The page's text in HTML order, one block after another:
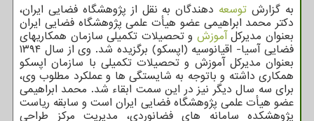
به گزارش توسعه دهندگان به نقل از پژوهشگاه فضایی ایران،
دکتر محمد ابراهیمی عضو هیأت علمی پژوهشگاه فضایی ایران
بعنوان مدیرکلآموزش و تحصیلات تکمیلی سازمان همکاریهای
فضایی آسیا- اقیانوسیه (اپسکو) برگزیده شد. وی از سال ۱۳۹۴
بعنوان مدیرکل آموزش و تحصیلات تکمیلی با سازمان اپسکو
همکاری داشته و باتوجه به شایستگی ها و عملکرد مطلوب وی،
برای سه سال دیگر نیز در این سمت ابقاء شد. محمد ابراهیمی
عضو هیأت علمی پژوهشگاه فضایی ایران است و سابقه ریاست
پژوهشکده سامانه های فضانوردی، مدیریت مرکز طراحی